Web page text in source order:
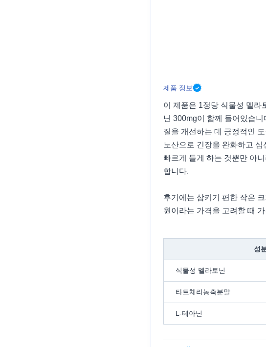
제품 정보
이 제품은 1정당 식물성 멜라
닌 300mg이 함께 들어있습
질을 개선하는 데 긍정적인
노산으로 긴장을 완화하고
빠르게 들게 하는 것뿐만 아
합니다.
후기에는 삼키기 편한 작은
원이라는 가격을 고려할 때
성
식물성 멜라토닌
타트체리농축분말
L-테아닌